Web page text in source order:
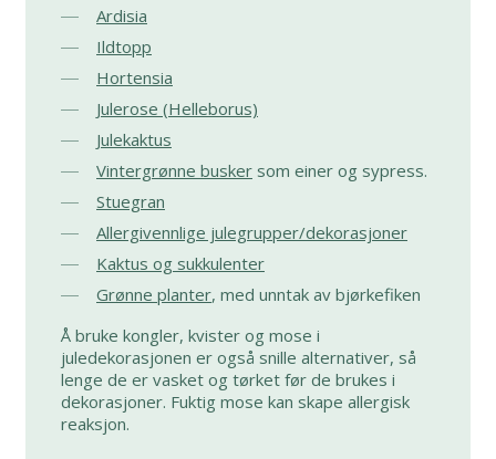
Ardisia
Ildtopp
Hortensia
Julerose (Helleborus)
Julekaktus
Vintergrønne busker som einer og sypress.
Stuegran
Allergivennlige julegrupper/dekorasjoner
Kaktus og sukkulenter
Grønne planter, med unntak av bjørkefiken
Å bruke kongler, kvister og mose i
juledekorasjonen er også snille alternativer, så
lenge de er vasket og tørket før de brukes i
dekorasjoner. Fuktig mose kan skape allergisk
reaksjon.